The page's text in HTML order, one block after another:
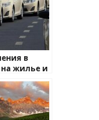
в
на жилье и
что